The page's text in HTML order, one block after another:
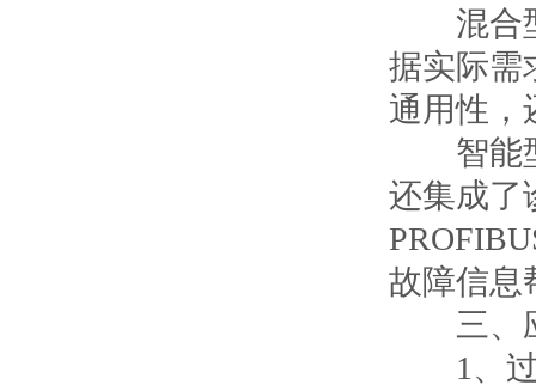
混合型
据实际需
通用性，
智能型
还集成了
故障信息
三、
1、过